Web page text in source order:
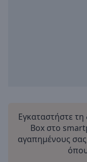
Εγκαταστήστε
Box στο
αγαπημένους